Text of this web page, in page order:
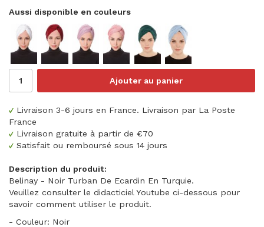
Aussi disponible en couleurs
Ajouter au panier
Livraison 3-6 jours en France. Livraison par La Poste
France
Livraison gratuite à partir de €70
Satisfait ou remboursé sous 14 jours
Description du produit:
Belinay - Noir Turban De Ecardin En Turquie.
Veuillez consulter le didacticiel Youtube ci-dessous pour
savoir comment utiliser le produit.
- Couleur: Noir